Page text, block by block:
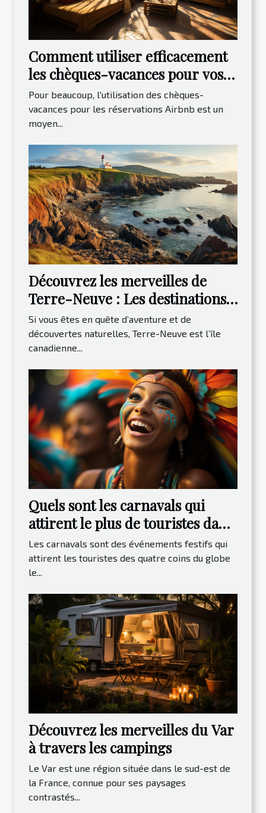
Comment utiliser efficacement
les chèques-vacances pour vos
réservations Airbnb
Pour beaucoup, l'utilisation des chèques-
vacances pour les réservations Airbnb est un
moyen...
Découvrez les merveilles de
Terre-Neuve : Les destinations
incontournables à visiter
Si vous êtes en quête d’aventure et de
découvertes naturelles, Terre-Neuve est l’île
canadienne...
Quels sont les carnavals qui
attirent le plus de touristes dans
le monde ?
Les carnavals sont des événements festifs qui
attirent les touristes des quatre coins du globe
le...
Découvrez les merveilles du Var
à travers les campings
Le Var est une région située dans le sud-est de
la France, connue pour ses paysages
contrastés...